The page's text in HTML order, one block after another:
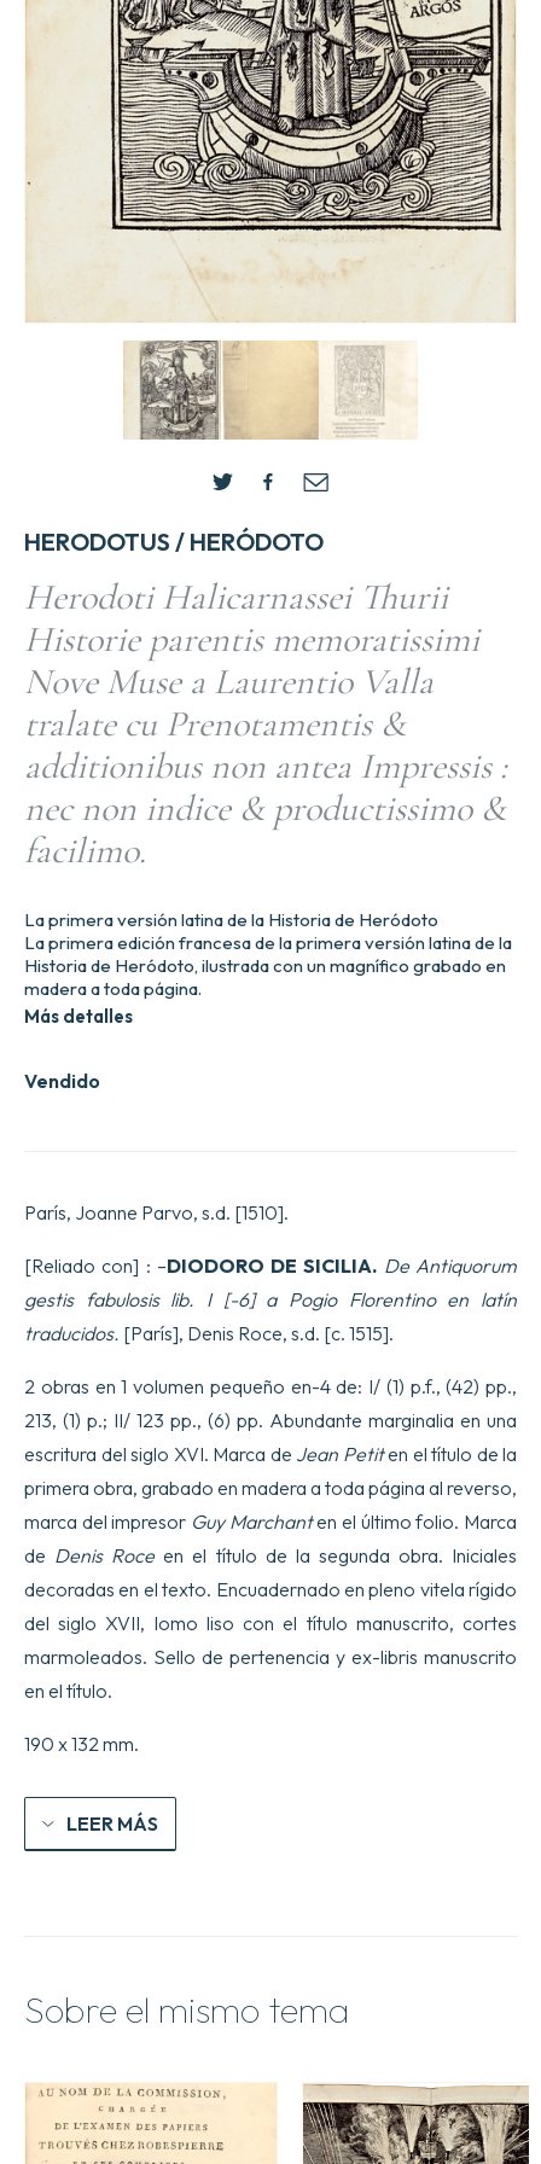
HERODOTUS / HERÓDOTO
Herodoti Halicarnassei Thurii
Historie parentis memoratissimi
Nove Muse a Laurentio Valla
tralate cu Prenotamentis &
additionibus non antea Impressis :
nec non indice & productissimo &
facilimo.
Vendido
La primera versión latina de la Historia de Heródoto
La primera edición francesa de la primera versión latina de la
Historia de Heródoto, ilustrada con un magnífico grabado en
madera a toda página.
Más detalles
París, Joanne Parvo, s.d. [1510].
[Reliado con] : –DIODORO DE SICILIA. De Antiquorum
gestis fabulosis lib. I [-6] a Pogio Florentino en latín
traducidos. [París], Denis Roce, s.d. [c. 1515].
2 obras en 1 volumen pequeño en-4 de: I/ (1) p.f., (42) pp.,
213, (1) p.; II/ 123 pp., (6) pp. Abundante marginalia en una
escritura del siglo XVI. Marca de Jean Petiten el título de la
primera obra, grabado en madera a toda página al reverso,
marca del impresor Guy Marchanten el último folio. Marca
de Denis Roceen el título de la segunda obra. Iniciales
decoradas en el texto. Encuadernado en pleno vitela rígido
del siglo XVII, lomo liso con el título manuscrito, cortes
marmoleados. Sello de pertenencia y ex-libris manuscrito
en el título.
190 x 132 mm.
LEER MÁS
Sobre el mismo tema